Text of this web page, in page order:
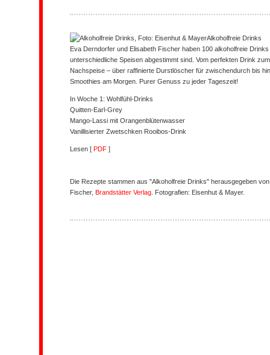
Alkoholfreie Drinks
Eva Derndorfer und Elisabeth Fischer haben 100 alkoholfreie
unterschiedliche Speisen abgestimmt sind. Vom perfekten Drink
Nachspeise – über raffinierte Durstlöscher für zwischendurch bis
Smoothies am Morgen. Purer Genuss zu jeder Tageszeit!
In Woche 1: Wohlfühl-Drinks
Quitten-Earl-Grey
Mango-Lassi mit Orangenblütenwasser
Vanillisierter Zwetschken Rooibos-Drink
Lesen [ PDF ]
Die Rezepte stammen aus "Alkoholfreie Drinks" herausgegeben
Fischer, Brandstätter Verlag. Fotografien: Eisenhut & Mayer.